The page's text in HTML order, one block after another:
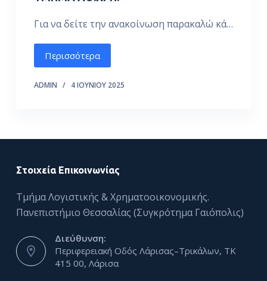
Για να δείτε την ανακοίνωση παρακαλώ κά…
Περισσότερα
ADMIN 4 ΙΟΥΝΊΟΥ 2025
Στοιχεία Επικοινωνίας
Τμήμα Λογιστικής & Χρηματοοικονομικής.
Πανεπιστήμιο Θεσσαλίας (Συγκρότημα Γαιόπολις)
Διεύθυνση:
Περιφερειακή Οδός Λάρισας–Τρικάλων, ΤΚ
415 00, Λάρισα